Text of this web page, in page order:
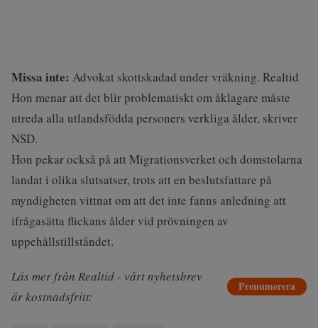
Missa inte: Advokat skottskadad under vräkning. Realtid
Hon menar att det blir problematiskt om åklagare måste
utreda alla utlandsfödda personers verkliga ålder, skriver
NSD.
Hon pekar också på att Migrationsverket och domstolarna
landat i olika slutsatser, trots att en beslutsfattare på
myndigheten vittnat om att det inte fanns anledning att
ifrågasätta flickans ålder vid prövningen av
uppehållstillståndet.
Läs mer från Realtid - vårt nyhetsbrev
är kostnadsfritt:
Prenumerera